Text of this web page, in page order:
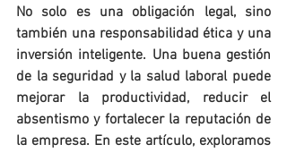
No solo es una obligación legal, sino
también una responsabilidad ética y una
inversión inteligente. Una buena gestión
de la seguridad y la salud laboral puede
mejorar la productividad, reducir el
absentismo y fortalecer la reputación de
la empresa. En este artículo, exploramos